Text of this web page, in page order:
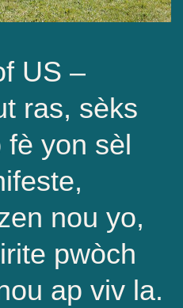
US –
ras, sèks
fè yon sèl
nou yo,
pwòch
ap viv la.